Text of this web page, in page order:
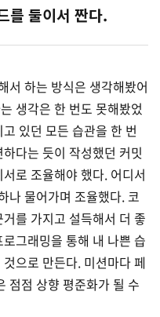
를 둘이서 짠다.
서 하는 방식은 생각해봤어
생각은 한 번도 못해봤었
있던 모든 습관을 한 번
다는 듯이 작성했던 커밋
로 조율해야 했다. 어디서
나 물어가며 조율했다. 코
를 가지고 설득해서 더 좋
그래밍을 통해 내 나쁜 습
으로 만든다. 미션마다 페
점점 상향 평준화가 될 수